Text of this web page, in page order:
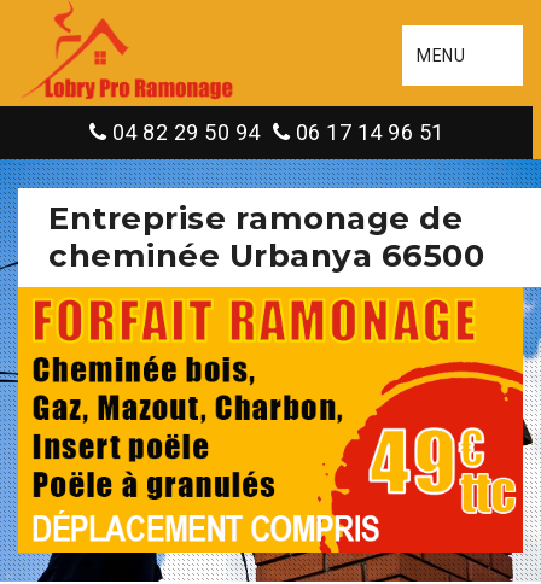
MENU
04 82 29 50 94 06 17 14 96 51
Entreprise ramonage de
cheminée Urbanya 66500